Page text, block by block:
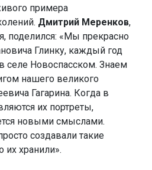
примера
Дмитрий Меренков,
поделился: «Мы прекрасно
Глинку, каждый год
селе Новоспасском. Знаем
нашего великого
Гагарина. Когда в
их портреты,
новыми смыслами.
создавали такие
хранили».